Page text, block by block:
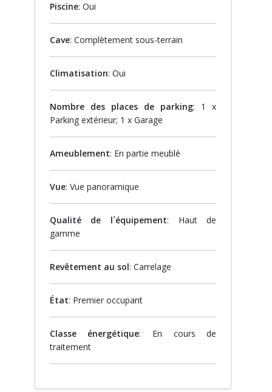
Piscine: Oui
Cave: Complètement sous-terrain
Climatisation: Oui
Nombre des places de parking: 1 x
Parking extérieur; 1 x Garage
Ameublement: En partie meublé
Vue: Vue panoramique
Qualité de l´équipement: Haut de
gamme
Revêtement au sol: Carrelage
État: Premier occupant
Classe énergétique: En cours de
traitement